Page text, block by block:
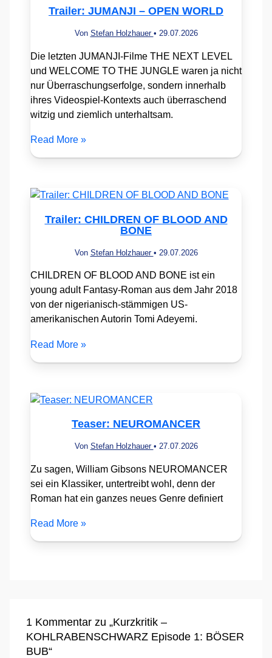
Trailer: JUMANJI – OPEN WORLD
Von Stefan Holzhauer • 29.07.2026
Die letzten JUMANJI-Filme THE NEXT LEVEL
und WELCOME TO THE JUNGLE waren ja nicht
nur Überraschungserfolge, sondern innerhalb
ihres Videospiel-Kontexts auch überraschend
witzig und ziemlich unterhaltsam.
Read More »
Trailer: CHILDREN OF BLOOD AND
BONE
Von Stefan Holzhauer • 29.07.2026
CHILDREN OF BLOOD AND BONE ist ein
young adult Fantasy-Roman aus dem Jahr 2018
von der nigerianisch-stämmigen US-
amerikanischen Autorin Tomi Adeyemi.
Read More »
Teaser: NEUROMANCER
Von Stefan Holzhauer • 27.07.2026
Zu sagen, William Gibsons NEUROMANCER
sei ein Klassiker, untertreibt wohl, denn der
Roman hat ein ganzes neues Genre definiert
Read More »
1 Kommentar zu „Kurzkritik –
KOHLRABENSCHWARZ Episode 1: BÖSER
BUB“